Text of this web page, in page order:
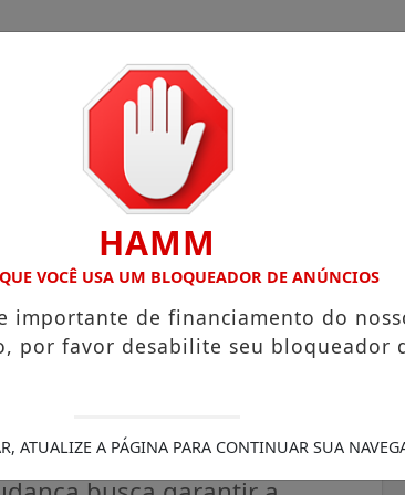
VOLTADA AO MUNICÍPIO RECEITA FEDERAL
no novo
reforma
HAMM
QUE VOCÊ USA UM BLOQUEADOR DE ANÚNCIOS
importante de financiamento do
por favor desabilite seu bloqueador
ATUALIZE A PÁGINA PARA CONTINUAR SUA